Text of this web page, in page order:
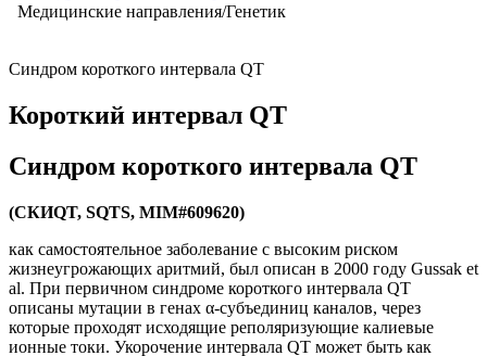
Медицинские направления/Генетик
Синдром короткого интервала QT
Короткий интервал QT
Синдром короткого интервала QT
(СКИQT, SQTS, MIM#609620)
как самостоятельное заболевание с высоким риском
жизнеугрожающих аритмий, был описан в 2000 году Gussak et
al. При первичном синдроме короткого интервала QT
описаны мутации в генах α-субъединиц каналов, через
которые проходят исходящие реполяризующие калиевые
ионные токи. Укорочение интервала QT может быть как